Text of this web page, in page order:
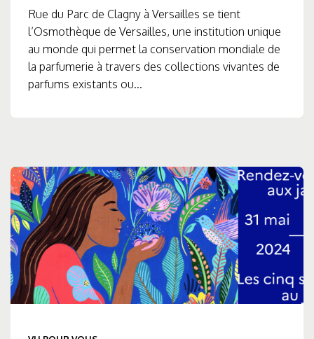
Rue du Parc de Clagny à Versailles se tient
l’Osmothèque de Versailles, une institution unique
au monde qui permet la conservation mondiale de
la parfumerie à travers des collections vivantes de
parfums existants ou...